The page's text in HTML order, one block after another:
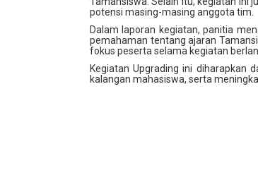
potensi masing-masing anggota tim.
Dalam laporan kegiatan, panitia
pemahaman tentang ajaran
fokus peserta selama kegiatan
Kegiatan Upgrading ini diharapkan
kalangan mahasiswa, serta